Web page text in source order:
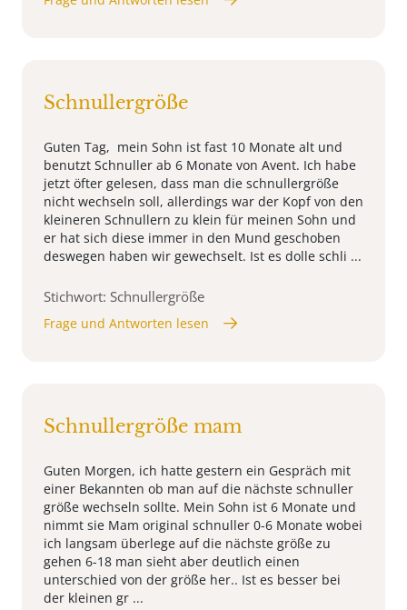
Schnullergröße
Guten Tag, mein Sohn ist fast 10 Monate alt und
benutzt Schnuller ab 6 Monate von Avent. Ich habe
jetzt öfter gelesen, dass man die schnullergröße
nicht wechseln soll, allerdings war der Kopf von den
kleineren Schnullern zu klein für meinen Sohn und
er hat sich diese immer in den Mund geschoben
deswegen haben wir gewechselt. Ist es dolle schli ...
Stichwort: Schnullergröße
Frage und Antworten lesen
Schnullergröße mam
Guten Morgen, ich hatte gestern ein Gespräch mit
einer Bekannten ob man auf die nächste schnuller
größe wechseln sollte. Mein Sohn ist 6 Monate und
nimmt sie Mam original schnuller 0-6 Monate wobei
ich langsam überlege auf die nächste größe zu
gehen 6-18 man sieht aber deutlich einen
unterschied von der größe her.. Ist es besser bei
der kleinen gr ...